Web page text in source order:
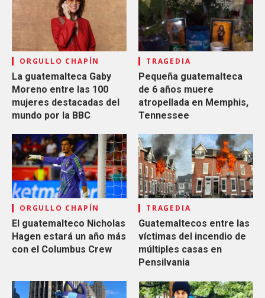
ORGULLO CHAPÍN
La guatemalteca Gaby
Moreno entre las 100
mujeres destacadas del
mundo por la BBC
TRAGEDIA
Pequeña guatemalteca
de 6 años muere
atropellada en Memphis,
Tennessee
ORGULLO CHAPÍN
El guatemalteco Nicholas
Hagen estará un año más
con el Columbus Crew
TRAGEDIA
Guatemaltecos entre las
víctimas del incendio de
múltiples casas en
Pensilvania